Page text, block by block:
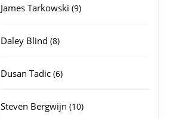
James Tarkowski 99
Daley Blind 88
Dusan Tadic 66
Steven Bergwijn 1010